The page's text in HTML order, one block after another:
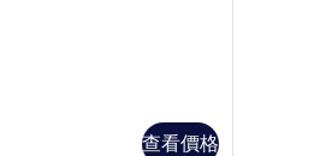
查看價格